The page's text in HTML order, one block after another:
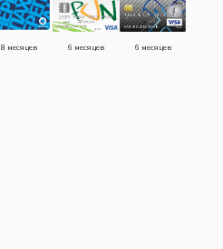
8 месяцев 6 месяцев 6 месяцев